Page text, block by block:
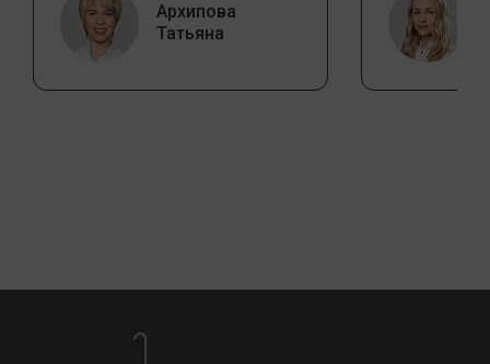
Архипова
Татьяна